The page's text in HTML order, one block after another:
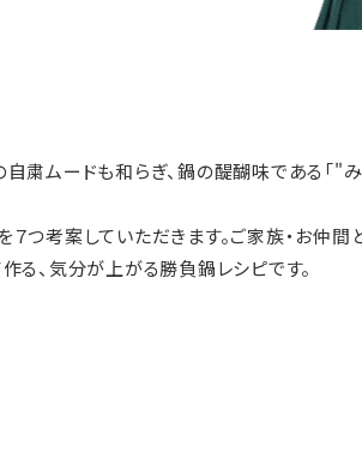
粛ムードも和らぎ、鍋の醍醐味である「"
７つ考案していただきます。ご家族・お仲
る、気分が上がる勝負鍋レシピです。